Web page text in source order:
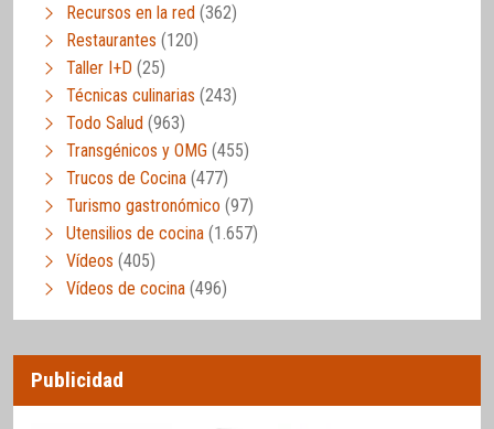
Recursos en la red (362)
Restaurantes (120)
Taller I+D (25)
Técnicas culinarias (243)
Todo Salud (963)
Transgénicos y OMG (455)
Trucos de Cocina (477)
Turismo gastronómico (97)
Utensilios de cocina (1.657)
Vídeos (405)
Vídeos de cocina (496)
Publicidad